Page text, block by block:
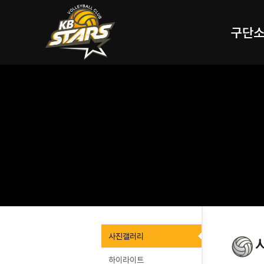
구단
사진갤러리
하이라이트